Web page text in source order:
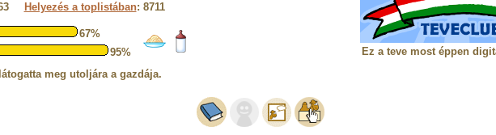
Helyezés a toplistában: 8711
67%
95%
meg utoljára a gazdája.
Ez a teve most éppen